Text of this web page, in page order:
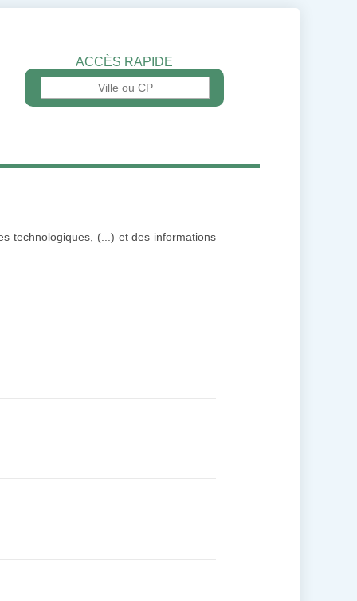
ACCÈS RAPIDE
technologiques, (...) et des informations